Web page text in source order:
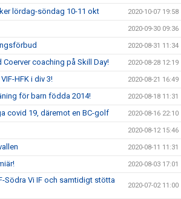
lördag-söndag 10-11 okt 2020-10-07 19:58
2020-09-30 09:36
2020-08-31 11:34
Coerver coaching på Skill Day! 2020-08-28 12:19
HFK i div 3! 2020-08-21 16:49
för barn födda 2014! 2020-08-18 11:31
covid 19, däremot en BC-golf 2020-08-16 22:10
2020-08-12 15:46
2020-08-11 11:31
2020-08-03 17:01
Södra Vi IF och samtidigt stötta
2020-07-02 11:00